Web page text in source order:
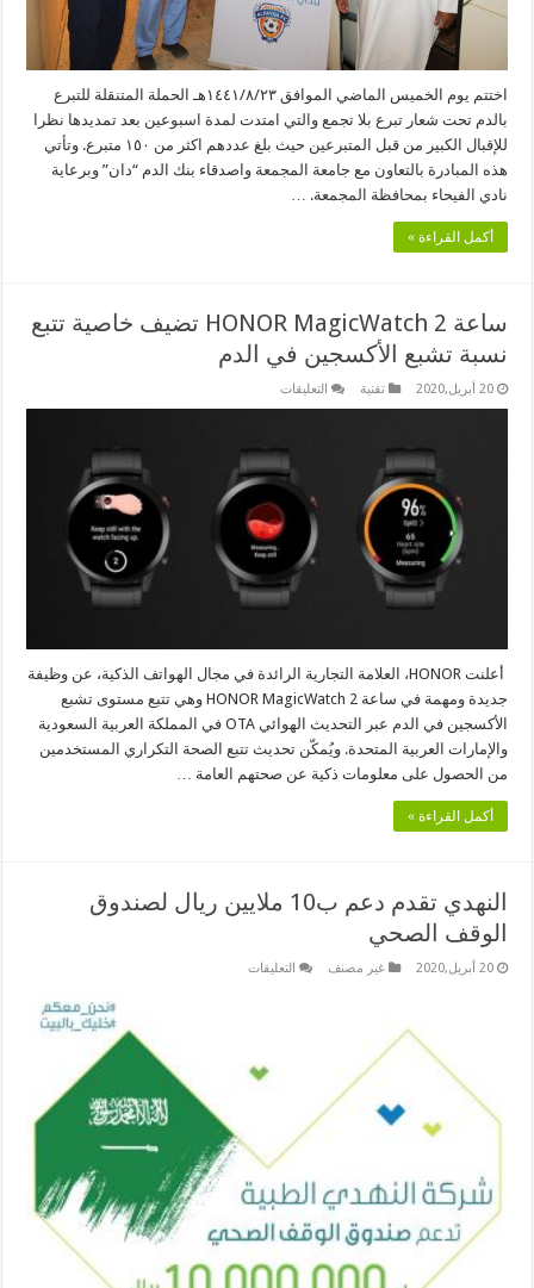
اختتم يوم الخميس الماضي الموافق ١٤٤١/٨/٢٣هـ الحملة المتنقلة للتبرع
بالدم تحت شعار تبرع بلا تجمع والتي امتدت لمدة اسبوعين بعد تمديدها نظرا
للإقبال الكبير من قبل المتبرعين حيث بلغ عددهم اكثر من ١٥٠ متبرع. وتأتي
هذه المبادرة بالتعاون مع جامعة المجمعة واصدقاء بنك الدم “دان” وبرعاية
نادي الفيحاء بمحافظة المجمعة. …
أكمل القراءة »
ساعة HONOR MagicWatch 2 تضيف خاصية تتبع
نسبة تشبع الأكسجين في الدم
20 أبريل,2020 تقنية التعليقاتعلى
2
تضيف
خاصية
نسبة
تشبع
الأكسجين
في
الدم
مغلقة
أعلنت HONOR، العلامة التجارية الرائدة في مجال الهواتف الذكية، عن وظيفة
جديدة ومهمة في ساعة HONOR MagicWatch 2 وهي تتبع مستوى تشبع
الأكسجين في الدم عبر التحديث الهوائي OTA في المملكة العربية السعودية
والإمارات العربية المتحدة. ويُمكّن تحديث تتبع الصحة التكراري المستخدمين
من الحصول على معلومات ذكية عن صحتهم العامة …
أكمل القراءة »
النهدي تقدم دعم ب10 ملايين ريال لصندوق
الوقف الصحي
20 أبريل,2020 غير مصنف التعليقاتعلى
لصندوق
الصحي
مغلقة